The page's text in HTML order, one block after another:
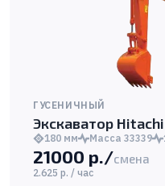
ГУСЕНИЧНЫЙ
Экскаватор
180 мм Масса 33339
21000 р./смена
2.625 р. / час